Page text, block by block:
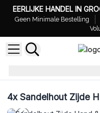
EERLIJKE HANDEL IN
Geen Minimale Bestelling
4xSandelhout Zijde